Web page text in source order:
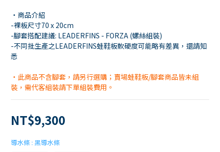
・商品介紹
-裸板尺寸70 x 20cm
-腳套搭配建議: LEADERFINS - FORZA (螺絲組裝)
-不同批生產之LEADERFINS蛙鞋板軟硬度可能略有差異，還請知
悉
・此商品不含腳套，請另行選購；賣場蛙鞋板/腳套商品皆未組
裝，需代客組裝請下單組裝費用。
NT$9,300
導水條 : 黑導水條